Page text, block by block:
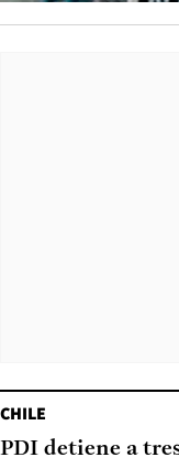
CHILE
PDI detiene a